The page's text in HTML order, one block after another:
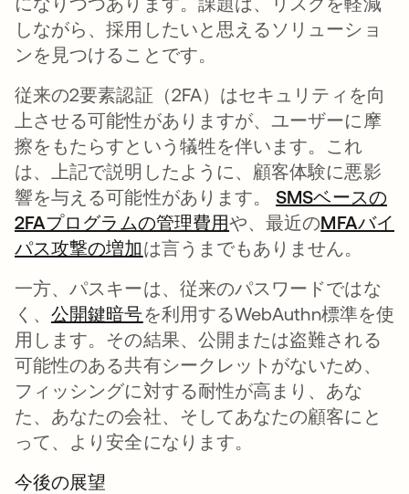
しながら、採用したいと思えるソリューショ
ンを見つけることです。
従来の2要素認証（2FA）はセキュリティを向
上させる可能性がありますが、ユーザーに摩
擦をもたらすという犠牲を伴います。これ
は、上記で説明したように、顧客体験に悪影
響を与える可能性があります。SMSベースの
2FAプログラムの管理費用新しいタブで開く
や、最近のMFAバイ
パス攻撃の増加新しいタブで開く
は言うまでもありません。
一方、パスキーは、従来のパスワードではな
く、公開鍵暗号新しいタブで開く
を利用するWebAuthn標準を使
用します。その結果、公開または盗難される
可能性のある共有シークレットがないため、
フィッシングに対する耐性が高まり、あな
た、あなたの会社、そしてあなたの顧客にと
って、より安全になります。
今後の展望